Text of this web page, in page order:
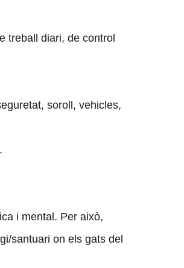
treball diari, de control
soroll, vehicles,
i mental. Per això,
santuari on els gats del